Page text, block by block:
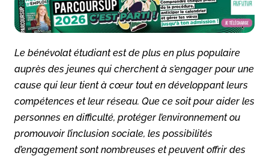
Le bénévolat étudiant est de plus en plus populaire
auprès des jeunes qui cherchent à s’engager pour une
cause qui leur tient à cœur tout en développant leurs
compétences et leur réseau. Que ce soit pour aider les
personnes en difficulté, protéger l’environnement ou
promouvoir l’inclusion sociale, les possibilités
d’engagement sont nombreuses et peuvent offrir des